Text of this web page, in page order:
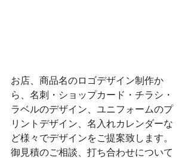
お店、商品名のロゴデザイン制作か
ら、名刺・ショップカード・チラシ・
ラベルのデザイン、ユニフォームのプ
リントデザイン、名入れカレンダーな
ど様々でデザインをご提案致します。
​​御見積のご相談、打ち合わせについて